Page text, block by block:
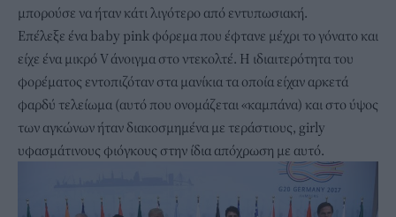
μπορούσε να ήταν κάτι λιγότερο από εντυπωσιακή.
Επέλεξε ένα baby pink φόρεμα που έφτανε μέχρι το γόνατο και
είχε ένα μικρό V άνοιγμα στο ντεκολτέ. Η ιδιαιτερότητα του
φορέματος εντοπιζόταν στα μανίκια τα οποία είχαν αρκετά
φαρδύ τελείωμα (αυτό που ονομάζεται «καμπάνα) και στο ύψος
των αγκώνων ήταν διακοσμημένα με τεράστιους, girly
υφασμάτινους φιόγκους στην ίδια απόχρωση με αυτό.